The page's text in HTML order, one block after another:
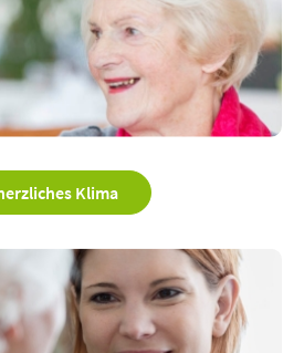
Klima